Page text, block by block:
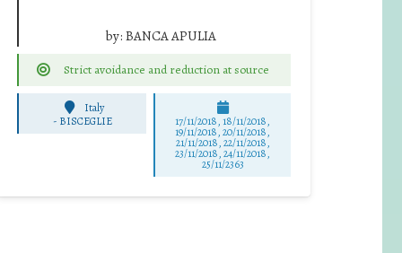
by: BANCA APULIA
Strict avoidance and reduction at source
Italy
- BISCEGLIE 17/11/2018, 18/11/2018,
19/11/2018, 20/11/2018,
21/11/2018, 22/11/2018,
23/11/2018, 24/11/2018,
25/11/2363